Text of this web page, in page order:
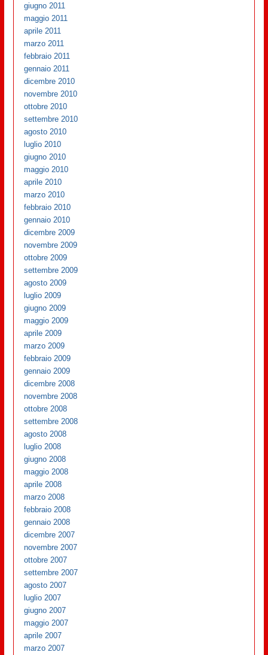
giugno 2011
maggio 2011
aprile 2011
marzo 2011
febbraio 2011
gennaio 2011
dicembre 2010
novembre 2010
ottobre 2010
settembre 2010
agosto 2010
luglio 2010
giugno 2010
maggio 2010
aprile 2010
marzo 2010
febbraio 2010
gennaio 2010
dicembre 2009
novembre 2009
ottobre 2009
settembre 2009
agosto 2009
luglio 2009
giugno 2009
maggio 2009
aprile 2009
marzo 2009
febbraio 2009
gennaio 2009
dicembre 2008
novembre 2008
ottobre 2008
settembre 2008
agosto 2008
luglio 2008
giugno 2008
maggio 2008
aprile 2008
marzo 2008
febbraio 2008
gennaio 2008
dicembre 2007
novembre 2007
ottobre 2007
settembre 2007
agosto 2007
luglio 2007
giugno 2007
maggio 2007
aprile 2007
marzo 2007